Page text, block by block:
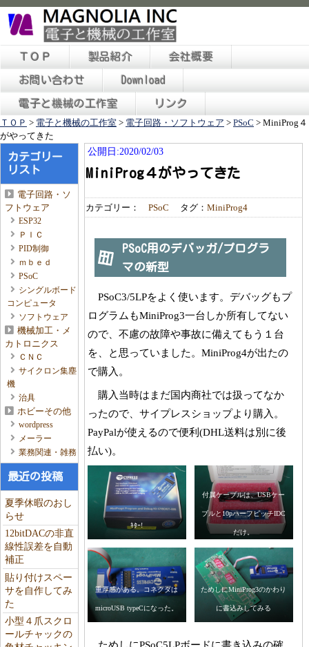
ＴＯＰ 製品紹介 会社概要
お問い合わせ Download
電子と機械の工作室 リンク
ＴＯＰ > 電子と機械の工作室 > 電子回路・ソフトウェア > PSoC > MiniProg４
がやってきた
カテゴリー
リスト
電子回路・ソ
フトウェア
ESP32
ＰＩＣ
PID制御
ｍｂｅｄ
PSoC
シングルボード
コンピュータ
ソフトウェア
機械加工・メ
カトロニクス
ＣＮＣ
サイクロン集塵
機
治具
ホビーその他
wordpress
メーラー
業務関連・雑務
最近の投稿
夏季休暇のおし
らせ
12bitDACの非直
線性誤差を自動
補正
貼り付けスペー
サを自作してみ
た
小型４爪スクロ
ールチャックの
公開日:2020/02/03
MiniProg４がやってきた
カテゴリー： PSoC タグ： MiniProg4
PSoC用のデバッガ/プログラ
マの新型
PSoC3/5LPをよく使います。デバッグもプ
ログラムもMiniProg3一台しか所有してない
ので、不慮の故障や事故に備えてもう１台
を、と思っていました。MiniProg4が出たの
で購入。
購入当時はまだ国内商社では扱ってなか
ったので、サイプレスショップより購入。
PayPalが使えるので便利(DHL送料は別に後
払い)。
ｷﾀｰ!
付属ケーブルは、USBケー
ブルと10pハーフピッチIDC
だけ。
重厚感がある。コネクタは
microUSB typeCになった。
ためしにMiniProg3のかわり
に書込みしてみる